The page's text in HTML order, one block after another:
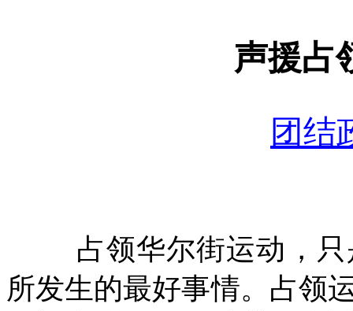
声援占
团结
占领华尔街运动，
所发生的最好事情。占领